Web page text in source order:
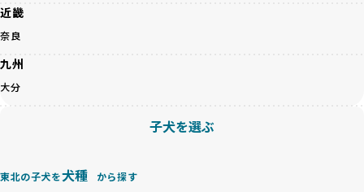
「BreederFamilesのワンちゃんに優しい18の評価基準」は
こちら
BreederFamiliesでは、すべてのブリーダーを書類審査、直
接のヒアリング、現地確認を通じて厳しく評価しています。
さらに、こうした評価結果は透明性を持って公開されている
だけます。
徹底した透明性こそが、BreederFamiliesの大きな特徴で
ペットショップやペットオークションは、流通過程でワンち
られるなど、心身に大きな負担がかかります。このような環
境は、ストレスや感染リスクを増大させるだけでなく、ワン
があります。
ペットショップやオークションを介さずに直接飼い主に渡す
接の引き渡しを基本とします。
近畿
奈良
九州
大分
子犬を選ぶ
東北の子犬を犬種 から探す